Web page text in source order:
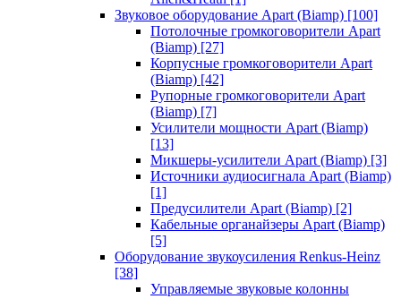
Звуковое оборудование Apart (Biamp) [100]
Потолочные громкоговорители Apart
(Biamp) [27]
Корпусные громкоговорители Apart
(Biamp) [42]
Рупорные громкоговорители Apart
(Biamp) [7]
Усилители мощности Apart (Biamp)
[13]
Микшеры-усилители Apart (Biamp) [3]
Источники аудиосигнала Apart (Biamp)
[1]
Предусилители Apart (Biamp) [2]
Кабельные органайзеры Apart (Biamp)
[5]
Оборудование звукоусиления Renkus-Heinz
[38]
Управляемые звуковые колонны